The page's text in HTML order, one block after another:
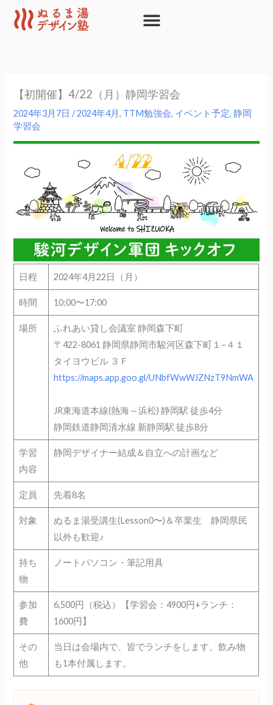
【初開催】4/22（月）静岡学習会
2024年3月7日/2024年4月, TTM勉強会, イベント予定,静岡
学習会
日程 2024年4月22日（月）
時間 10:00〜17:00
場所
ふれあい貸し会議室 静岡森下町
〒422-8061 静岡県静岡市駿河区森下町１−４１
タイヨウビル ３Ｆ
https://maps.app.goo.gl/UNbfWwWJZNzT9NmWA
JR東海道本線(熱海～浜松) 静岡駅 徒歩4分
静岡鉄道静岡清水線 新静岡駅 徒歩8分
学習
内容
静岡デザイナー結成＆自立への計画など
定員 先着8名
対象
ぬるま湯受講生(Lesson0〜)＆卒業生 静岡県民
以外も歓迎♪
持ち
物
ノートパソコン・筆記用具
参加
費
6,500円（税込）【学習会：4900円+ランチ：
1600円】
その
他
当日は会場内で、皆でランチをします。飲み物
も1本付属します。